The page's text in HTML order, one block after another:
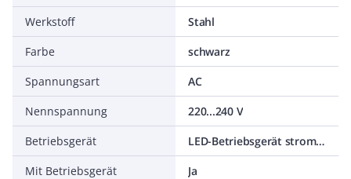
Werkstoff
Stahl
Farbe
schwarz
Spannungsart
AC
Nennspannung
220...240 V
Betriebsgerät
LED-Betriebsgerät stromgesteuert
Mit Betriebsgerät
Ja